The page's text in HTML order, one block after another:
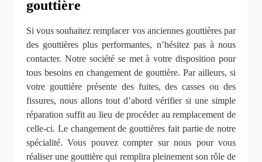
gouttière
Si vous souhaitez remplacer vos anciennes gouttières par
des gouttières plus performantes, n’hésitez pas à nous
contacter. Notre société se met à votre disposition pour
tous besoins en changement de gouttière. Par ailleurs, si
votre gouttière présente des fuites, des casses ou des
fissures, nous allons tout d’abord vérifier si une simple
réparation suffit au lieu de procéder au remplacement de
celle-ci. Le changement de gouttières fait partie de notre
spécialité. Vous pouvez compter sur nous pour vous
réaliser une gouttière qui remplira pleinement son rôle de